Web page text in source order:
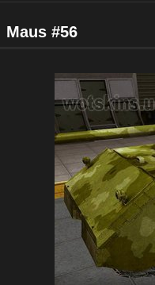
Maus #56